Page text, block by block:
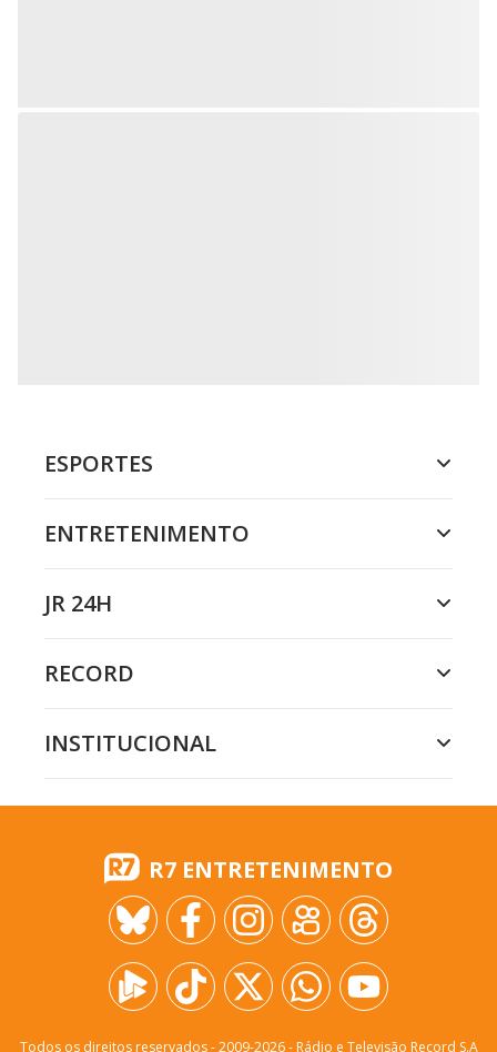
ESPORTES
ENTRETENIMENTO
JR 24H
RECORD
INSTITUCIONAL
R7 ENTRETENIMENTO
Todos os direitos reservados - 2009-2026- Rádio e Televisão Record S.A